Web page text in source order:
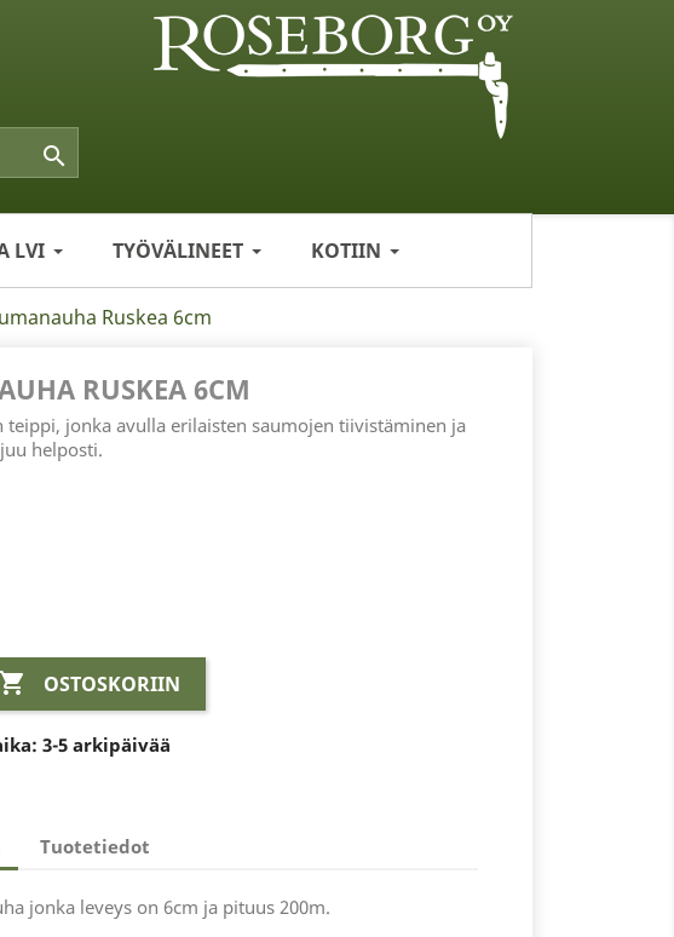

LVI TYÖVÄLINEET KOTIIN
Ruskea 6cm
RUSKEA 6CM
teippi, jonka avulla erilaisten saumojen tiivistäminen ja
helposti.
 OSTOSKORIIN
3-5 arkipäivää
Tuotetiedot
jonka leveys on 6cm ja pituus 200m.